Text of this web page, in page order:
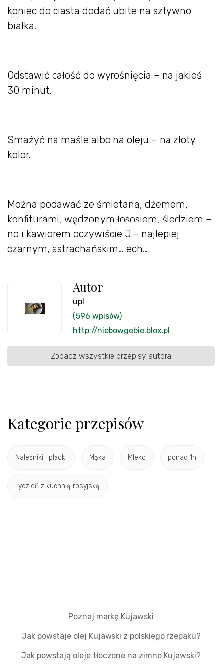
koniec do ciasta dodać ubite na sztywno
białka.
Odstawić całość do wyrośnięcia – na jakieś
30 minut.
Smażyć na maśle albo na oleju – na złoty
kolor.
Można podawać ze śmietana, dżemem,
konfiturami, wędzonym łososiem, śledziem –
no i kawiorem oczywiście J - najlepiej
czarnym, astrachańskim… ech…
Autor
upl
(596 wpisów)
http://niebowgebie.blox.pl
Zobacz wszystkie przepisy autora
Kategorie przepisów
Naleśniki i placki Mąka Mleko ponad 1h
Tydzień z kuchnią rosyjską
Poznaj markę Kujawski
Jak powstaje olej Kujawski z polskiego rzepaku?
Jak powstają oleje tłoczone na zimno Kujawski?